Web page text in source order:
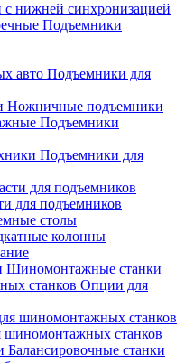
нижней синхронизацией
Подъемники
Подъемники для
Ножничные подъемники
Подъемники
Подъемники для
для подъемников
столы
колонны
Шиномонтажные станки
Опции для
шиномонтажных станков
Балансировочные станки